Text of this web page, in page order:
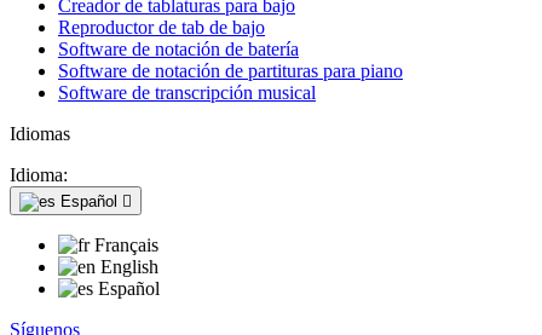
Creador de tablaturas para bajo
Reproductor de tab de bajo
Software de notación de batería
Software de notación de partituras para piano
Software de transcripción musical
Idiomas
Idioma:
Español 
Français
English
Español
Síguenos